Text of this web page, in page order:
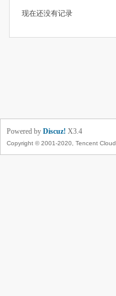
现在还没有记录
Powered by Discuz! X3.4
Copyright © 2001-2020, Tencent Cloud.